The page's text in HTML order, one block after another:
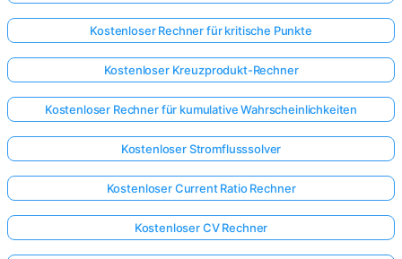
Kostenloser Rechner für kritische Punkte
Kostenloser Kreuzprodukt-Rechner
Kostenloser Rechner für kumulative Wahrscheinlichkeiten
Kostenloser Stromflusssolver
Kostenloser Current Ratio Rechner
Kostenloser CV Rechner